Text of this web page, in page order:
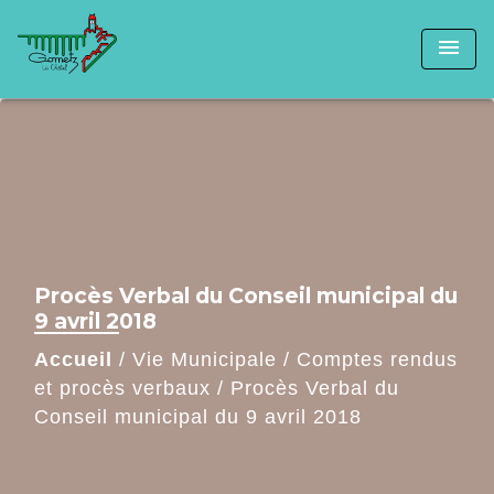
menu
Procès Verbal du Conseil municipal du
9 avril 2018
Accueil / Vie Municipale / Comptes rendus
et procès verbaux / Procès Verbal du
Conseil municipal du 9 avril 2018